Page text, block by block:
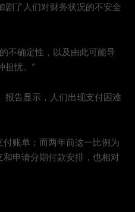
剧了人们对财务状况的不安全
不确定性，以及由此可能导
担忧。”
报告显示，人们出现支付困难
账单；而两年前这一比例为
申请分期付款安排，也相对